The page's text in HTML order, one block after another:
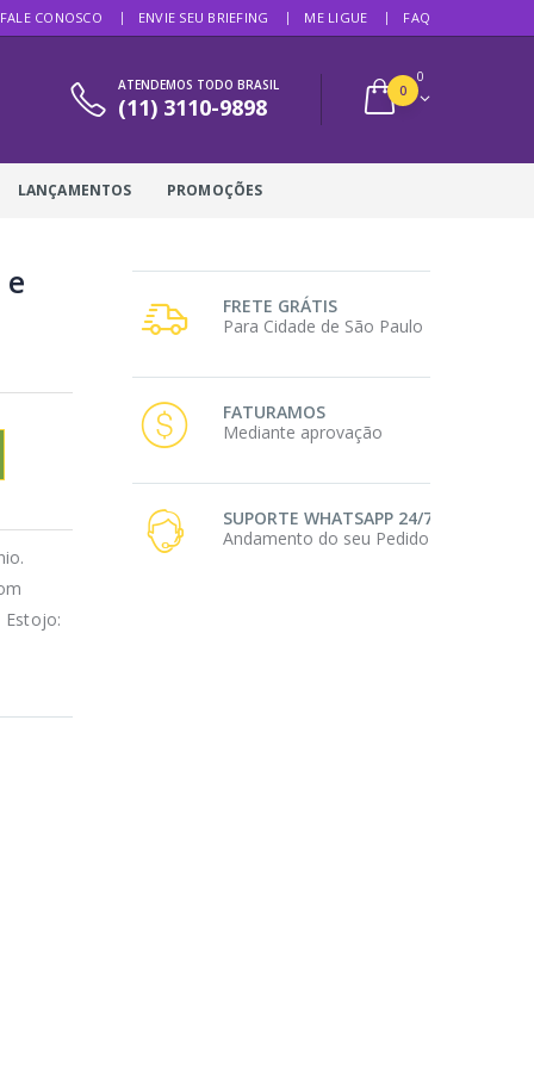
FALE CONOSCO ENVIE SEU BRIEFING ME LIGUE FAQ
ATENDEMOS TODO BRASIL
(11) 3110-9898
0
0
LANÇAMENTOS PROMOÇÕES
Estojo:
FRETE GRÁTIS
Para Cidade de São Paulo
FATURAMOS
Mediante aprovação
SUPORTE WHATSAPP 24/7
Andamento do seu Pedido